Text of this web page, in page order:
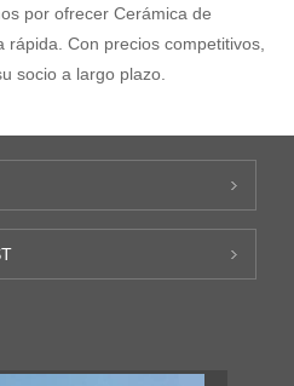
por ofrecer Cerámica de
Con precios competitivos,
socio a largo plazo.